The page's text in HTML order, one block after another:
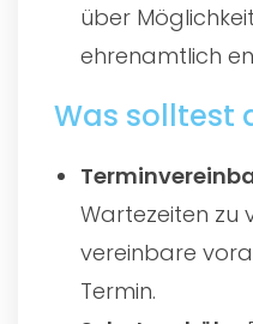
über
ehrenamtlich
Was solltest
Wartezeiten zu
vereinbare
Termin.